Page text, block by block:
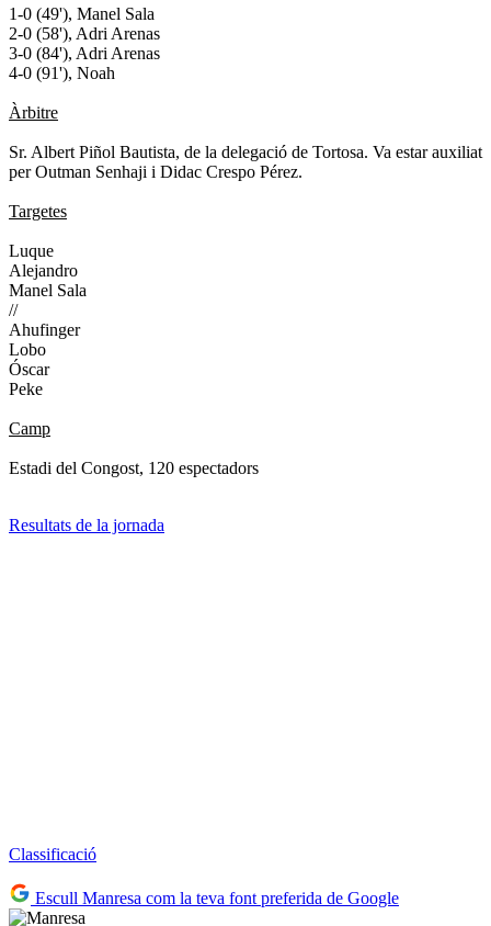
1-0 (49'), Manel Sala
2-0 (58'), Adri Arenas
3-0 (84'), Adri Arenas
4-0 (91'), Noah
Àrbitre
Sr. Albert Piñol Bautista, de la delegació de Tortosa. Va estar auxiliat
per Outman Senhaji i Didac Crespo Pérez.
Targetes
Luque
Alejandro
Manel Sala
//
Ahufinger
Lobo
Óscar
Peke
Camp
Estadi del Congost, 120 espectadors
Resultats de la jornada
Classificació
Escull Manresa com la teva font preferida de Google